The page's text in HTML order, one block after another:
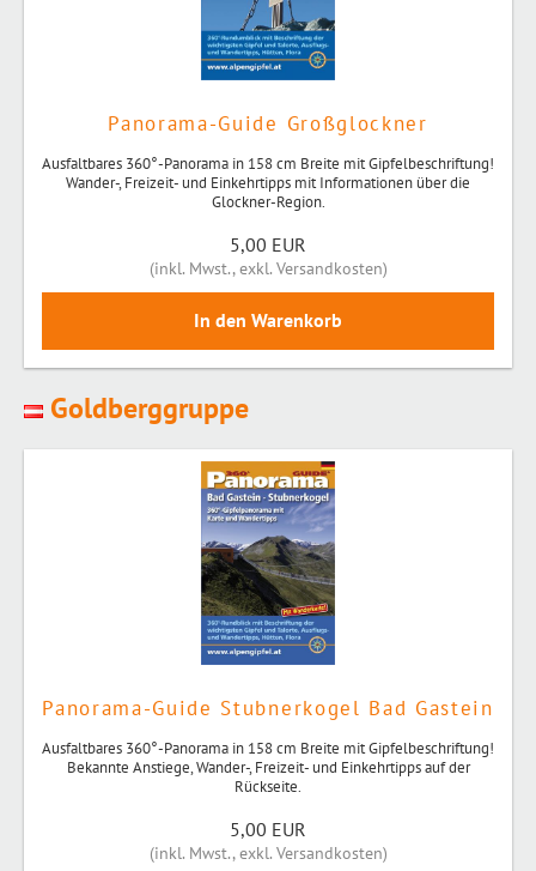
Panorama-Guide Großglockner
Ausfaltbares 360°-Panorama in 158 cm Breite mit Gipfelbeschriftung!
Wander-, Freizeit- und Einkehrtipps mit Informationen über die
Glockner-Region.
5,00 EUR
(inkl. Mwst.,exkl. Versandkosten)
Goldberggruppe
Panorama-Guide Stubnerkogel Bad Gastein
Ausfaltbares 360°-Panorama in 158 cm Breite mit Gipfelbeschriftung!
Bekannte Anstiege, Wander-, Freizeit- und Einkehrtipps auf der
Rückseite.
5,00 EUR
(inkl. Mwst.,exkl. Versandkosten)